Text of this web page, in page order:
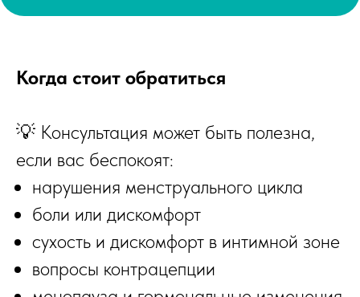
Когда стоит обратиться
💡 Консультация может быть полезна,
если вас беспокоят:
нарушения менструального цикла
боли или дискомфорт
сухость и дискомфорт в интимной зоне
вопросы контрацепции